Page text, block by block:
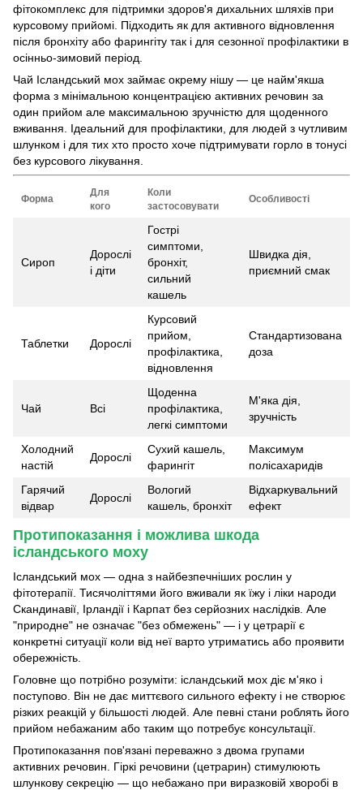
фітокомплекс для підтримки здоров'я дихальних шляхів при
курсовому прийомі. Підходить як для активного відновлення
після бронхіту або фарингіту так і для сезонної профілактики в
осінньо-зимовий період.
Чай Ісландський мох займає окрему нішу — це найм'якша
форма з мінімальною концентрацією активних речовин за
один прийом але максимальною зручністю для щоденного
вживання. Ідеальний для профілактики, для людей з чутливим
шлунком і для тих хто просто хоче підтримувати горло в тонусі
без курсового лікування.
Форма
Для
кого
Коли
застосовувати
Особливості
Сироп
Дорослі
і діти
Гострі
симптоми,
бронхіт,
сильний
кашель
Швидка дія,
приємний смак
Таблетки Дорослі
Курсовий
прийом,
профілактика,
відновлення
Стандартизована
доза
Чай Всі
Щоденна
профілактика,
легкі симптоми
М'яка дія,
зручність
Холодний
настій
Дорослі
Сухий кашель,
фарингіт
Максимум
полісахаридів
Гарячий
відвар
Дорослі
Вологий
кашель, бронхіт
Відхаркувальний
ефект
Протипоказання і можлива шкода
ісландського моху
Ісландський мох — одна з найбезпечніших рослин у
фітотерапії. Тисячоліттями його вживали як їжу і ліки народи
Скандинавії, Ірландії і Карпат без серйозних наслідків. Але
"природне" не означає "без обмежень" — і у цетрарії є
конкретні ситуації коли від неї варто утриматись або проявити
обережність.
Головне що потрібно розуміти: ісландський мох діє м'яко і
поступово. Він не дає миттєвого сильного ефекту і не створює
різких реакцій у більшості людей. Але певні стани роблять його
прийом небажаним або таким що потребує консультації.
Протипоказання пов'язані переважно з двома групами
активних речовин. Гіркі речовини (цетрарин) стимулюють
шлункову секрецію — що небажано при виразковій хворобі в